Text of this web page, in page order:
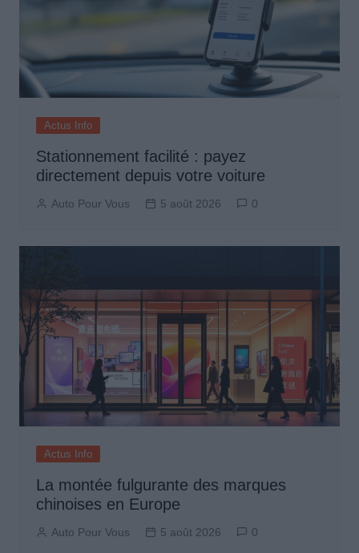
Actus Info
Stationnement facilité : payez
directement depuis votre voiture
Auto Pour Vous 5 août 2026 0
Actus Info
La montée fulgurante des marques
chinoises en Europe
Auto Pour Vous 5 août 2026 0